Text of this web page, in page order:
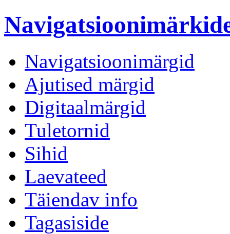
Navigatsioonimärgid
Ajutised märgid
Digitaalmärgid
Tuletornid
Sihid
Laevateed
Täiendav info
Tagasiside